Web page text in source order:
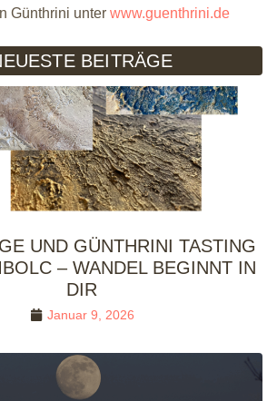
Günthrini unter www.guenthrini.de
BEITRÄGE
UND GÜNTHRINI TASTING
– WANDEL BEGINNT IN
DIR
Januar 9, 2026